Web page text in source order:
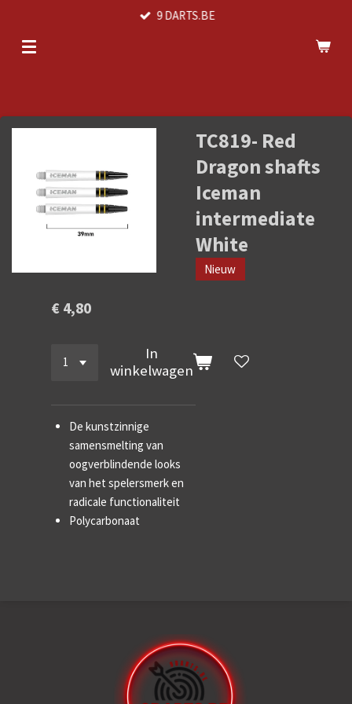
naar
9 DARTS.BE
TC819- Red
Dragon shafts
Iceman
intermediate
White
Nieuw
€ 4,80
In
winkelwagen
De kunstzinnige
samensmelting van
oogverblindende looks
van het spelersmerk en
radicale functionaliteit
Polycarbonaat